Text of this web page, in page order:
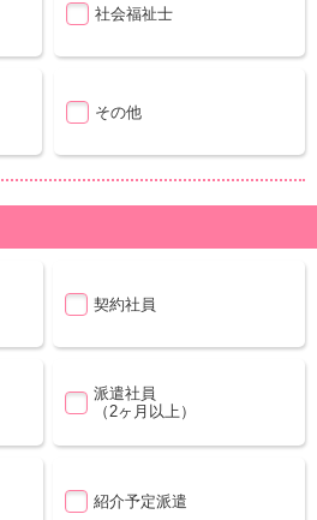
社会福祉士
その他
契約社員
派遣社員
（2ヶ月以上）
紹介予定派遣